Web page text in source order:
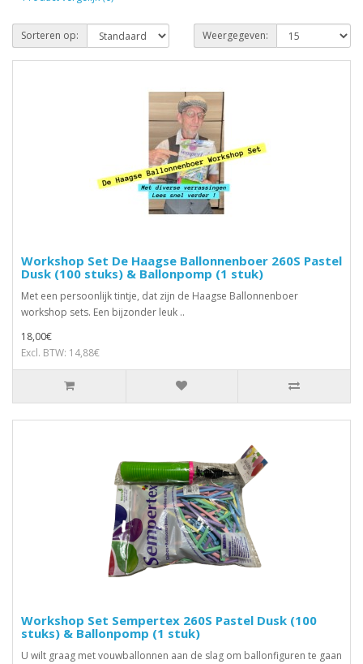
Sorteren op: Weergegeven:
Workshop Set De Haagse Ballonnenboer 260S Pastel
Dusk (100 stuks) & Ballonpomp (1 stuk)
Met een persoonlijk tintje, dat zijn de Haagse Ballonnenboer
workshop sets. Een bijzonder leuk ..
18,00€
Excl. BTW: 14,88€
Workshop Set Sempertex 260S Pastel Dusk (100
stuks) & Ballonpomp (1 stuk)
U wilt graag met vouwballonnen aan de slag om ballonfiguren te gaan